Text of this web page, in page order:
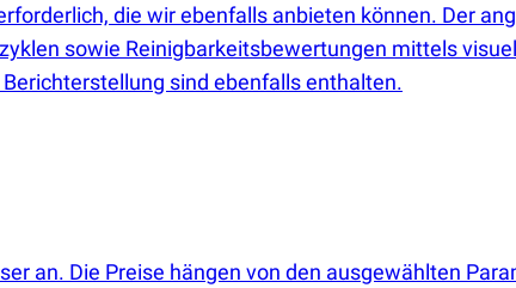
die wir ebenfalls anbieten können. Der
sowie Reinigbarkeitsbewertungen mittels
sind ebenfalls enthalten.
an. Die Preise hängen von den ausgewählten